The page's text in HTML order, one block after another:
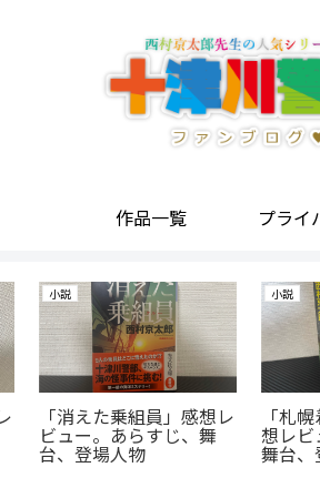
作品一覧 プライ
小説
「消えた乗組員」感想レ
ビュー。あらすじ、舞
台、登場人物
小説
「札
想レビ
舞台